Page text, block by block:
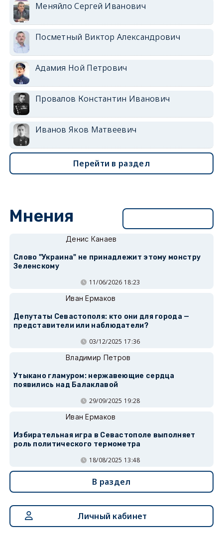
Меняйло Сергей Иванович
Посметный Виктор Александрович
Адамия Ной Петрович
Провалов Константин Иванович
Иванов Яков Матвеевич
Перейти в раздел
Мнения
Денис Канаев
Слово "Украина" не принадлежит этому монстру
Зеленскому
11/06/2026 18:23
Иван Ермаков
Депутаты Севастополя: кто они для города —
представители или наблюдатели?
03/12/2025 17:36
Владимир Петров
Утыкано гламуром: нержавеющие сердца
появились над Балаклавой
29/09/2025 19:28
Иван Ермаков
Избирательная игра в Севастополе выполняет
роль политического термометра
18/08/2025 13:48
В раздел
Личный кабинет